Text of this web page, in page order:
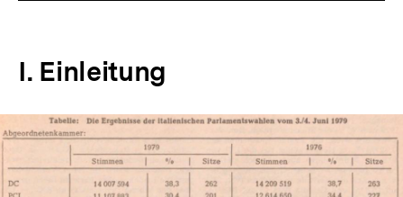
I. Einleitung